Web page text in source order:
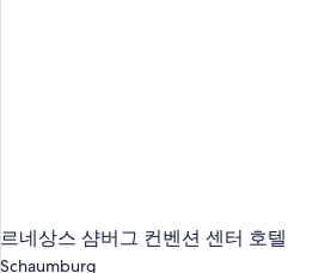
망
사
전
망
르네상스 샴버그 컨벤션 센터 호텔
Schaumburg